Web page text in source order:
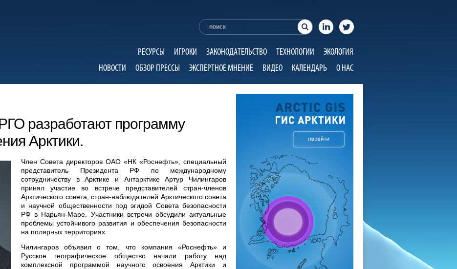
РЕСУРСЫ ИГРОКИ ЗАКОНОДАТЕЛЬСТВО ТЕХНОЛОГИИ
ЭКОЛОГИЯ
НОВОСТИ
ОБЗОР ПРЕССЫ ЭКСПЕРТНОЕ МНЕНИЕ ВИДЕО КАЛЕНДАРЬ О НАС
разработают программу
Арктики.
Член Совета директоров ОАО «НК «Роснефть», специальный
представитель Президента РФ по международному
сотрудничеству в Арктике и Антарктике Артур Чилингаров
принял участие во встрече представителей стран-членов
Арктического совета, стран-наблюдателей Арктического совета
и научной общественности под эгидой Совета безопасности
РФ в Нарьян-Маре. Участники встречи обсудили актуальные
проблемы устойчивого развития и обеспечения безопасности
на полярных территориях.
Чилингаров объявил о том, что компания «Роснефть» и
Русское географическое общество начали работу над
комплексной программой научного освоения Арктики и